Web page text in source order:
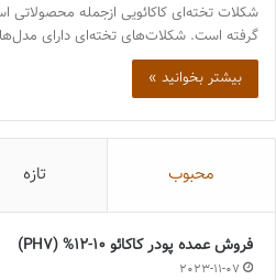
شکلات تخته‌ای کاکائویی ازجمله محصولاتی
گرفته است. شکلات‌های تخته‌ای دارای
بیشتر بخوانید »
محبوب تازه
فروش عمده پودر کاکائو 10-12% (PH7)
2023-11-07